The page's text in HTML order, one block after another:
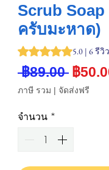
Scrub
ครับมะหาด)
คะแนนอยู่ที่ 5.0 เต็ม
5.0 | 6 รีวิว
฿89.00 ราคา
ปกติ
฿
ภาษี รวม | จัดส่งฟรี
จำนวน *